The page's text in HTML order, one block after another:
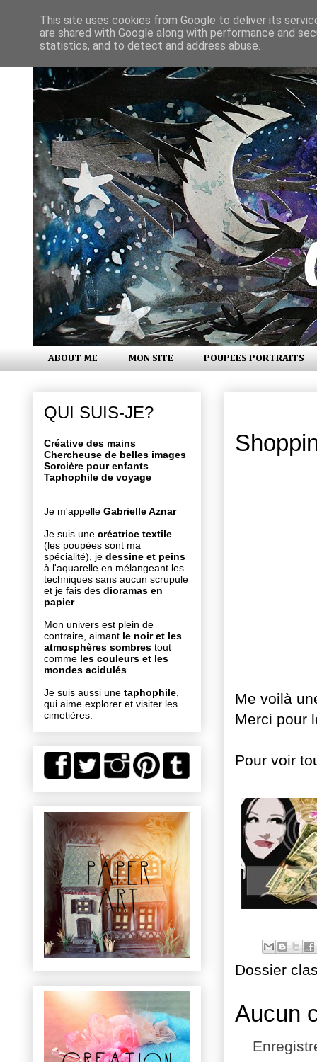
ABOUT ME MON SITE POUPEES PORTRAITS
Me voilà
Merci pour
Pour voir
Dossier
Aucun
QUI SUIS-JE?
Créative des mains
Chercheuse de belles images
Sorcière pour enfants
Taphophile de voyage
Je m'appelle Gabrielle Aznar
Je suis une créatrice textile
(les poupées sont ma
spécialité), je dessine et peins
à l'aquarelle en mélangeant les
techniques sans aucun scrupule
et je fais des dioramas en
papier.
Mon univers est plein de
contraire, aimant le noir et les
atmosphères sombres tout
comme les couleurs et les
mondes acidulés
Je suis aussi une taphophile
qui aime explorer et visiter les
cimetières.
This site uses cookies from Google to deliver its
are shared with Google along with performance and
statistics, and to detect and address abuse.